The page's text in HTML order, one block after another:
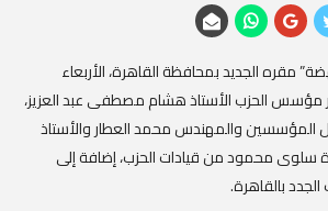
مقره الجديد بمحافظة القاهرة، الأربعاء
بحضور مؤسس الحزب الأستاذ هشام مصطفى عبد العزيز،
المؤسسين والمهندس محمد العطار والأستاذ
محمود من قيادات الحزب، إضافة إلى
بالقاهرة.